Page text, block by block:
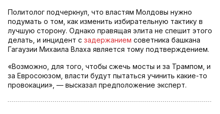
Политолог подчеркнул, что властям Молдовы нужно
подумать о том, как изменить избирательную тактику в
лучшую сторону. Однако правящая элита не спешит этого
делать, и инцидент с задержанием советника башкана
Гагаузии Михаила Влаха является тому подтверждением.
«Возможно, для того, чтобы сжечь мосты и за Трампом, и
за Евросоюзом, власти будут пытаться учинить какие-то
провокации», — высказал предположение эксперт.